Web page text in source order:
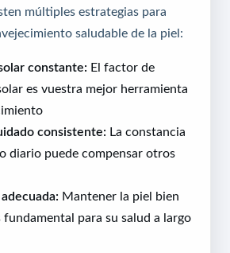
múltiples estrategias para
saludable de la piel:
constante: El factor de
es vuestra mejor herramienta
consistente: La constancia
diario puede compensar otros
Mantener la piel bien
fundamental para su salud a largo